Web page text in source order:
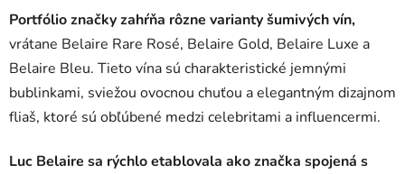
Portfólio značky zahŕňa rôzne varianty šumivých vín,
vrátane Belaire Rare Rosé, Belaire Gold, Belaire Luxe a
Belaire Bleu. Tieto vína sú charakteristické jemnými
bublinkami, sviežou ovocnou chuťou a elegantným dizajnom
fliaš, ktoré sú obľúbené medzi celebritami a influencermi.
Luc Belaire sa rýchlo etablovala ako značka spojená s